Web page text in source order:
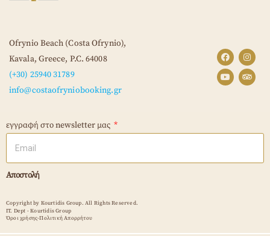
Ofrynio Beach (Costa Ofrynio),
Kavala, Greece, P.C. 64008
(+30) 25940 31789
info@costaofryniobooking.gr
εγγραφή στο newsletter μας
Αποστολή
Copyright by Kourtidis Group. All Rights Reserved.
IT. Dept - Kourtidis Group
Όροι χρήσης-Πολιτική Απορρήτου